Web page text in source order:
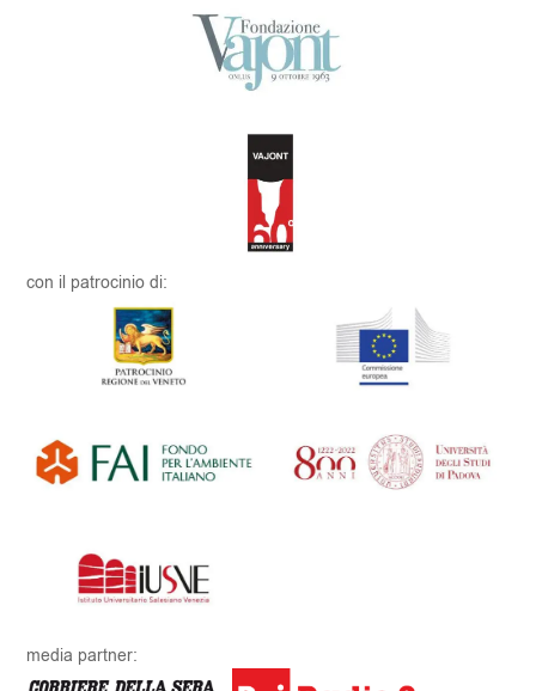
con il patrocinio di:
media partner: